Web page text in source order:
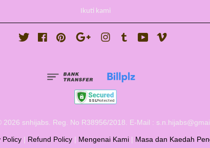
Ikuti kami
Twitter FacebookPinterest Google Instagram
Tumblr YouTube
2026 snhijabs. Reg. No R38956/2018. E-Mail :
Policy | Refund Policy | Mengenai Kami | Masa dan Kaedah